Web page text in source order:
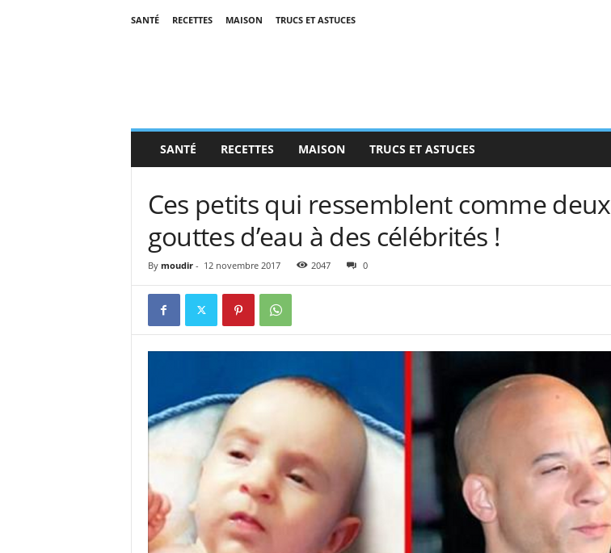
SANTÉ RECETTES MAISON TRUCS ET ASTUCES
SANTÉ RECETTES MAISON TRUCS ET ASTUCES
Ces petits qui ressemblent comme deux
gouttes d’eau à des célébrités !
By moudir- 12 novembre 2017 2047 0